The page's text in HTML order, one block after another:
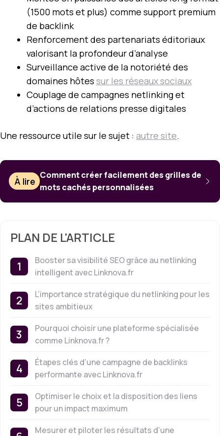
(1500 mots et plus) comme support premium
de backlink
Renforcement des partenariats éditoriaux
valorisant la profondeur d’analyse
Surveillance active de la notoriété des
domaines hôtes sur les réseaux sociaux
Couplage de campagnes netlinking et
d’actions de relations presse digitales
Une ressource utile sur le sujet : autre site.
À lire
Comment créer facilement des grilles de
mots cachés personnalisées
PLAN DE L'ARTICLE
Booster sa visibilité SEO grâce au netlinking
intelligent avec Linknova.fr
L’importance stratégique du netlinking pour les
sites ambitieux
Pourquoi choisir une plateforme spécialisée
comme Linknova.fr ?
Étapes clés d’une campagne de backlinks
performante avec Linknova.fr
Optimiser le choix et la disposition des liens
pour un impact maximum
Mesurer et piloter les résultats d’une